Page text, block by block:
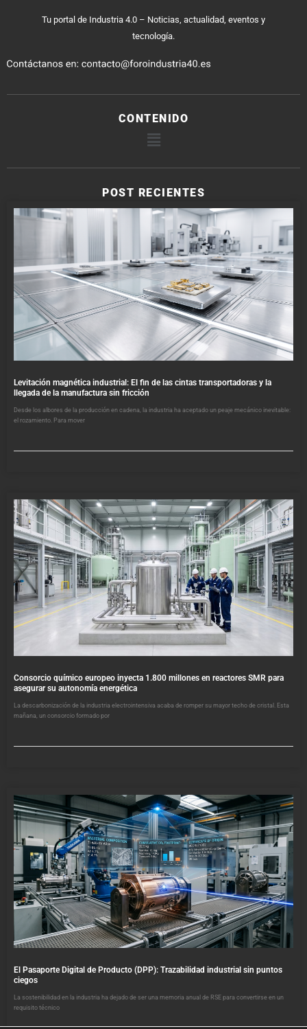
Tu portal de Industria 4.0 – Noticias, actualidad, eventos y
tecnología.
CONTENIDO
POST RECIENTES
Levitación magnética industrial: El fin de las cintas transportadoras y la
llegada de la manufactura sin fricción
Desde los albores de la producción en cadena, la industria ha aceptado un peaje mecánico inevitable:
el rozamiento. Para mover
Consorcio químico europeo inyecta 1.800 millones en reactores SMR para
asegurar su autonomía energética
La descarbonización de la industria electrointensiva acaba de romper su mayor techo de cristal. Esta
mañana, un consorcio formado por
El Pasaporte Digital de Producto (DPP): Trazabilidad industrial sin puntos
ciegos
La sostenibilidad en la industria ha dejado de ser una memoria anual de RSE para convertirse en un
requisito técnico